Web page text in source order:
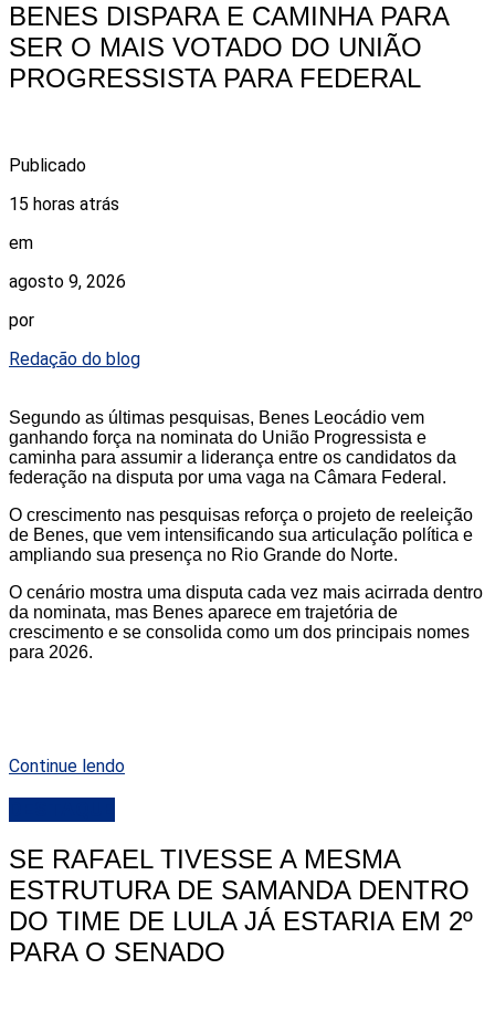
BENES DISPARA E CAMINHA PARA
SER O MAIS VOTADO DO UNIÃO
PROGRESSISTA PARA FEDERAL
Publicado
15 horas atrás
em
agosto 9, 2026
por
Redação do blog
Segundo as últimas pesquisas, Benes Leocádio vem
ganhando força na nominata do União Progressista e
caminha para assumir a liderança entre os candidatos da
federação na disputa por uma vaga na Câmara Federal.
O crescimento nas pesquisas reforça o projeto de reeleição
de Benes, que vem intensificando sua articulação política e
ampliando sua presença no Rio Grande do Norte.
O cenário mostra uma disputa cada vez mais acirrada dentro
da nominata, mas Benes aparece em trajetória de
crescimento e se consolida como um dos principais nomes
para 2026.
Continue lendo
SE RAFAEL TIVESSE A MESMA
ESTRUTURA DE SAMANDA DENTRO
DO TIME DE LULA JÁ ESTARIA EM 2º
PARA O SENADO